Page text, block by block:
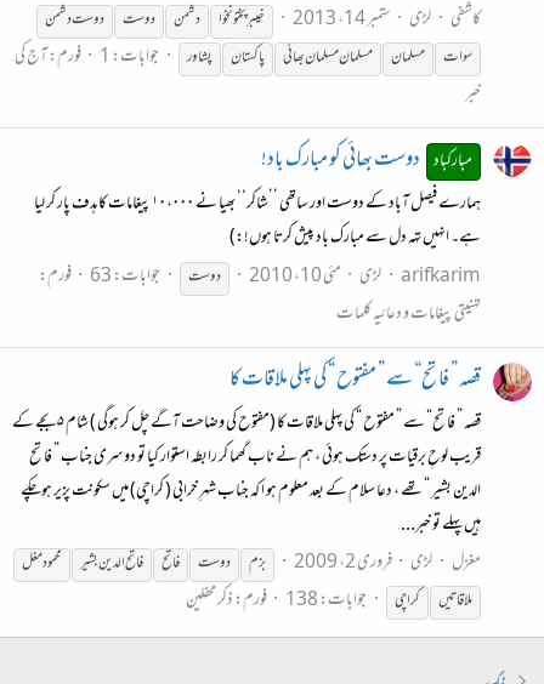
کاشفی
لڑی ستمبر 14، 2013 خیبرپختونخوا دشمن دوست دوستدشمن
سوات
مسلمان مسلمان مسلمان بھائی پاکستان پشاور جوابات: 1 فورم:آج کی
خبر
مبارکباد دوست بھائی کو مبارک باد!
ہمارے فیصل آباد کے دوست اور ساتھی ’’شاکر‘‘ بھیا نے ۱۰،۰۰۰ پیغامات کا ہدف پار کر لیا
ہے۔ انہیں تہہ دل سے مبارک باد پیش کرتا ہوں!:)
arifkarim لڑی مئی 10، 2010 دوست جوابات: 63
فورم:
تہنیتی پیغامات و دعائیہ کلمات
قصہ ” فاتح“ سے ” مفتوح “ کی پہلی ملاقات کا
قصہ ” فاتح“ سے ” مفتوح “ کی پہلی ملاقات کا (مفتوح کی وضاحت آگے چل کر ہوگی ) شام ۵ بجے کے
قریب لوحِ برقیات پر دستک ہوئی ، ہم نے ناب گھما کر رابطہ استوار کیا تو دوسری جناب ” فاتح
الدین بشیر “ تھے ، دعا سلام کے بعد معلوم ہو ا کہ جناب شہرِ خرابی ( کراچی) میں سکونت پزیر ہوچکے
ہیں پہلے تو خبر...
مغزل
لڑی فروری 2، 2009 بزم دوست فاتح فاتح الدین بشیر
محمود مغل
ملاقاتیں
کراچی جوابات: 138 فورم:ذکر محفلین